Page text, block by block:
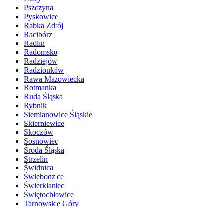
Pszczyna
Pyskowice
Rabka Zdrój
Racibórz
Radlin
Radomsko
Radziejów
Radzionków
Rawa Mazowiecka
Rotmanka
Ruda Śląska
Rybnik
Siemianowice Śląskie
Skierniewice
Skoczów
Sosnowiec
Środa Śląska
Strzelin
Świdnica
Świebodzice
Świerklaniec
Świętochłowice
Tarnowskie Góry